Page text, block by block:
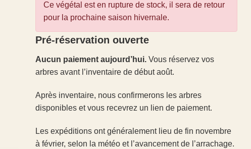
Ce végétal est en rupture de stock, il sera de retour
pour la prochaine saison hivernale.
Pré-réservation ouverte
Aucun paiement aujourd’hui. Vous réservez vos
arbres avant l’inventaire de début août.
Après inventaire, nous confirmerons les arbres
disponibles et vous recevrez un lien de paiement.
Les expéditions ont généralement lieu de fin novembre
à février, selon la météo et l’avancement de l’arrachage.